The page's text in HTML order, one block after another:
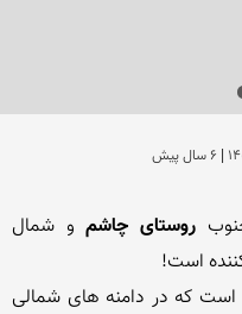
روستای چاشم و شمال